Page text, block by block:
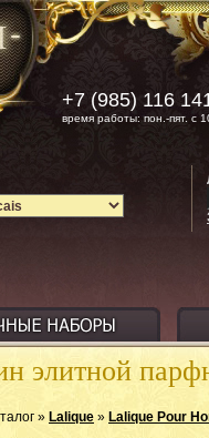
элитной
» Lalique » Lalique Pour
+7 (985) 116
время работы: пон.-пят. с